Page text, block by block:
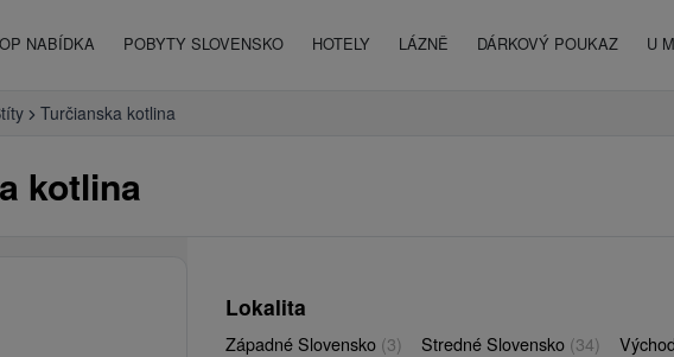
NABÍDKA POBYTY SLOVENSKO HOTELY LÁZNĚ DÁRKOVÝ POUKAZ U
Turčianska kotlina
kotlina
Lokalita
Západné Slovensko (3) Stredné Slovensko (34)